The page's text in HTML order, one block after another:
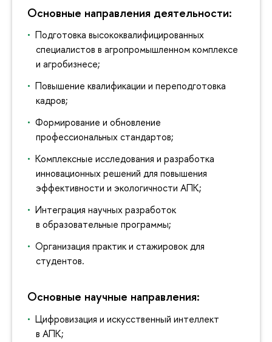
Основные направления деятельности:
Подготовка высококвалифицированных
специалистов в агропромышленном комплексе
и агробизнесе;
Повышение квалификации и переподготовка
кадров;
Формирование и обновление
профессиональных стандартов;
Комплексные исследования и разработка
инновационных решений для повышения
эффективности и экологичности АПК;
Интеграция научных разработок
в образовательные программы;
Организация практик и стажировок для
студентов.
Основные научные направления:
Цифровизация и искусственный интеллект
в АПК;